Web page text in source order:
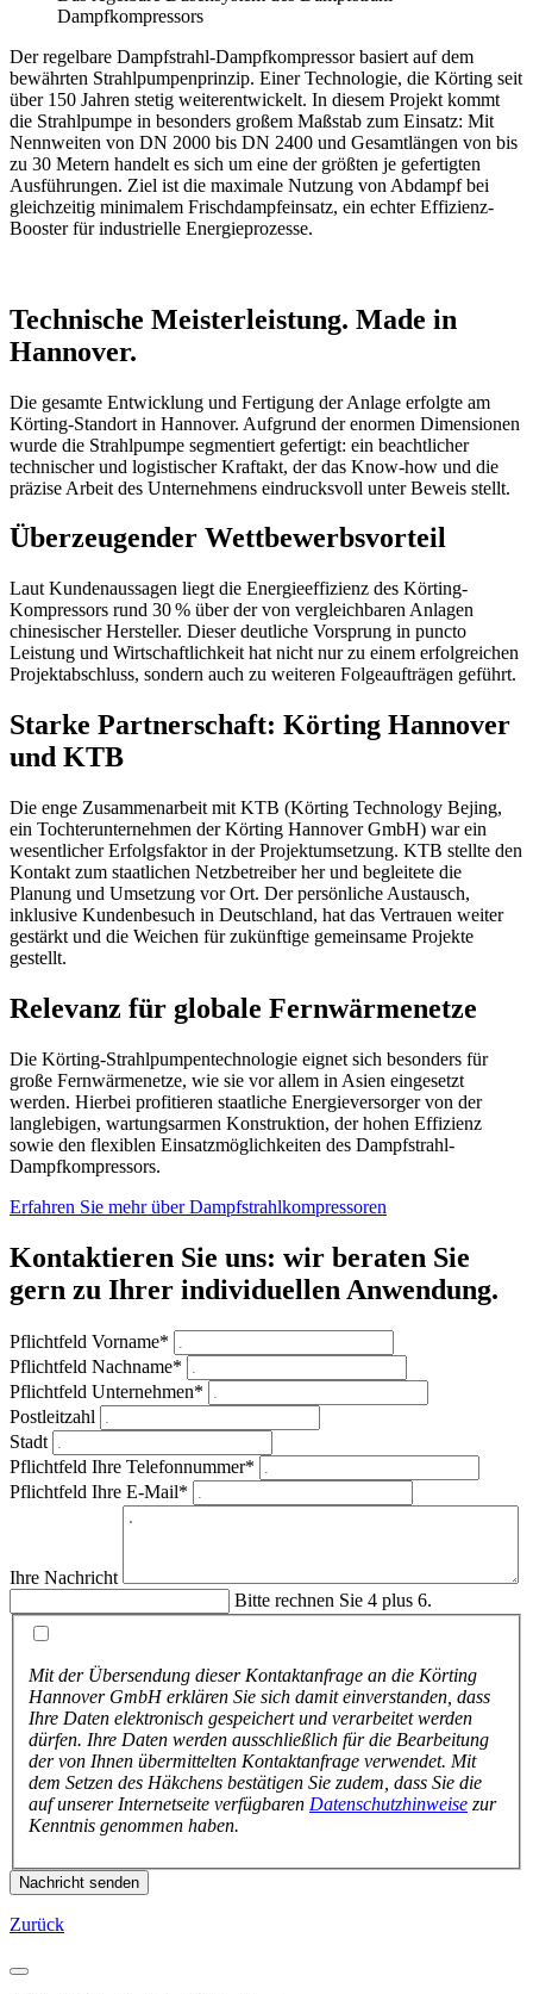
Dampfkompressors
Der regelbare Dampfstrahl-Dampfkompressor basiert auf dem
bewährten Strahlpumpenprinzip. Einer Technologie, die Körting seit
über 150 Jahren stetig weiterentwickelt. In diesem Projekt kommt
die Strahlpumpe in besonders großem Maßstab zum Einsatz: Mit
Nennweiten von DN 2000 bis DN 2400 und Gesamtlängen von bis
zu 30 Metern handelt es sich um eine der größten je gefertigten
Ausführungen. Ziel ist die maximale Nutzung von Abdampf bei
gleichzeitig minimalem Frischdampfeinsatz, ein echter Effizienz-
Booster für industrielle Energieprozesse.
Technische Meisterleistung. Made in
Hannover.
Die gesamte Entwicklung und Fertigung der Anlage erfolgte am
Körting-Standort in Hannover. Aufgrund der enormen Dimensionen
wurde die Strahlpumpe segmentiert gefertigt: ein beachtlicher
technischer und logistischer Kraftakt, der das Know-how und die
präzise Arbeit des Unternehmens eindrucksvoll unter Beweis stellt.
Überzeugender Wettbewerbsvorteil
Laut Kundenaussagen liegt die Energieeffizienz des Körting-
Kompressors rund 30 % über der von vergleichbaren Anlagen
chinesischer Hersteller. Dieser deutliche Vorsprung in puncto
Leistung und Wirtschaftlichkeit hat nicht nur zu einem erfolgreichen
Projektabschluss, sondern auch zu weiteren Folgeaufträgen geführt.
Starke Partnerschaft: Körting Hannover
und KTB
Die enge Zusammenarbeit mit KTB (Körting Technology Bejing,
ein Tochterunternehmen der Körting Hannover GmbH) war ein
wesentlicher Erfolgsfaktor in der Projektumsetzung. KTB stellte den
Kontakt zum staatlichen Netzbetreiber her und begleitete die
Planung und Umsetzung vor Ort. Der persönliche Austausch,
inklusive Kundenbesuch in Deutschland, hat das Vertrauen weiter
gestärkt und die Weichen für zukünftige gemeinsame Projekte
gestellt.
Relevanz für globale Fernwärmenetze
Die Körting-Strahlpumpentechnologie eignet sich besonders für
große Fernwärmenetze, wie sie vor allem in Asien eingesetzt
werden. Hierbei profitieren staatliche Energieversorger von der
langlebigen, wartungsarmen Konstruktion, der hohen Effizienz
sowie den flexiblen Einsatzmöglichkeiten des Dampfstrahl-
Dampfkompressors.
Erfahren Sie mehr über Dampfstrahlkompressoren
Kontaktieren Sie uns: wir beraten Sie
gern zu Ihrer individuellen Anwendung.
Pflichtfeld Vorname*
Pflichtfeld Nachname*
Pflichtfeld Unternehmen*
Postleitzahl
Stadt
Pflichtfeld Ihre Telefonnummer*
Pflichtfeld Ihre E-Mail*
Ihre Nachricht
Bitte rechnen Sie 4 plus 6.
Mit der Übersendung dieser Kontaktanfrage an die Körting
Hannover GmbH erklären Sie sich damit einverstanden, dass
Ihre Daten elektronisch gespeichert und verarbeitet werden
dürfen. Ihre Daten werden ausschließlich für die Bearbeitung
der von Ihnen übermittelten Kontaktanfrage verwendet. Mit
dem Setzen des Häkchens bestätigen Sie zudem, dass Sie die
auf unserer Internetseite verfügbaren Datenschutzhinweise zur
Kenntnis genommen haben.
Nachricht senden
Zurück